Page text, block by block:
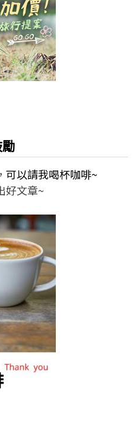
可以請我喝杯咖啡~
好文章~